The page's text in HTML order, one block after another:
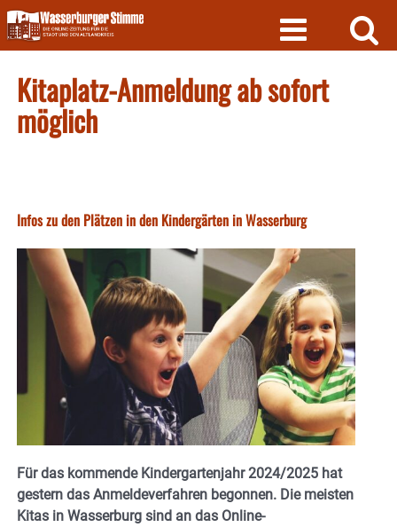
Skip
to
content
Kitaplatz-Anmeldung ab sofort
möglich
Infos zu den Plätzen in den Kindergärten in Wasserburg
Für das kommende Kindergartenjahr 2024/2025 hat
gestern das Anmeldeverfahren begonnen. Die meisten
Kitas in Wasserburg sind an das Online-